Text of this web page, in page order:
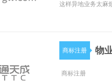
这样异地业务太麻
商标注册 物
商标注册